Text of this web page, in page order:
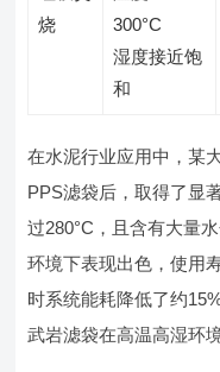
烧
300°C
湿度接近饱
和
在水泥行业应用中，某
PPS滤袋后，取得了显
过280°C，且含有大量
环境下表现出色，使用
时系统能耗降低了约
武岩滤袋在高温高湿环